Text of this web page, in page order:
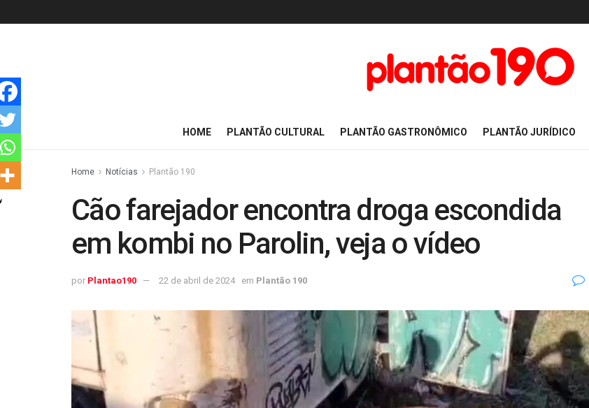
HOME PLANTÃO CULTURAL PLANTÃO GASTRONÔMICO PLANTÃO JURÍDICO
Home Notícias Plantão 190
Cão farejador encontra droga escondida
em kombi no Parolin, veja o vídeo
por Plantao190 22 de abril de 2024 em Plantão 190